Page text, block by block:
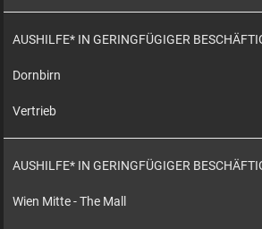
AUSHILFE* IN GERINGFÜGIGER
Dornbirn
Vertrieb
AUSHILFE* IN GERINGFÜGIGER
Wien Mitte - The Mall